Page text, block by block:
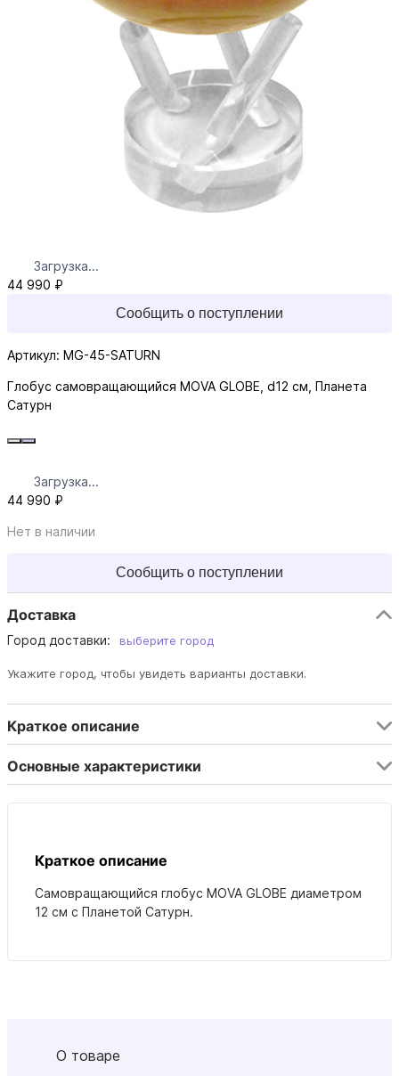
Загрузка...
44 990 ₽
Сообщить о поступлении
Артикул: MG-45-SATURN
Глобус самовращающийся MOVA GLOBE, d12 см, Планета
Сатурн
Загрузка...
44 990 ₽
Нет в наличии
Сообщить о поступлении
Доставка
Город доставки: выберите город
Укажите город, чтобы увидеть варианты доставки.
Краткое описание
Основные характеристики
Краткое описание
Самовращающийся глобус MOVA GLOBE диаметром
12 см с Планетой Сатурн.
О товаре